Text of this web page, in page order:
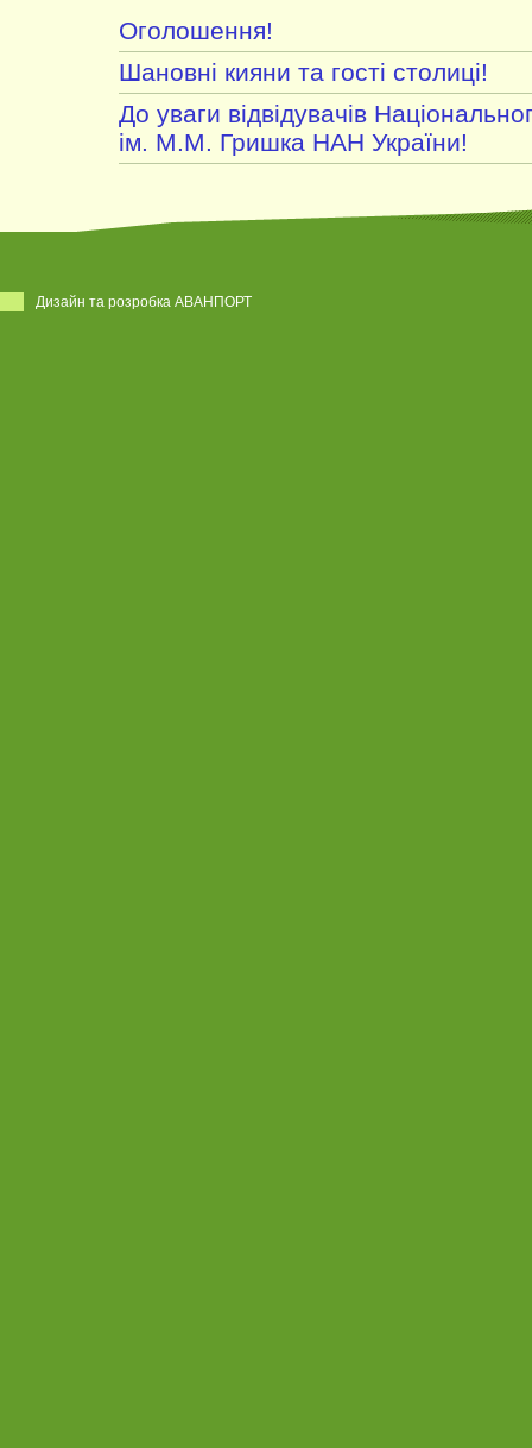
Оголошення!
Шановні кияни та гості столиці!
До уваги відвідувачів
ім. М.М. Гришка НАН України!
Дизайн та розробка АВАНПОРТ